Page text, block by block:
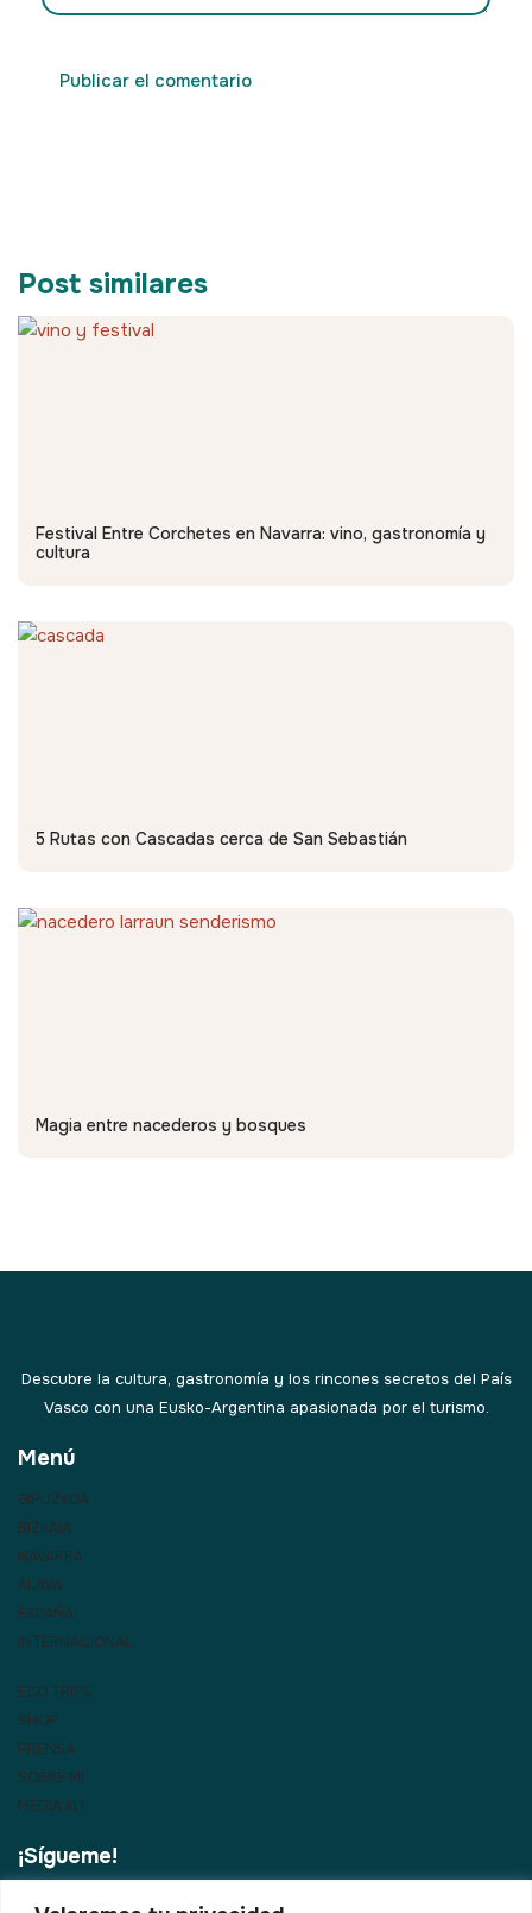
Post similares
Festival Entre Corchetes en Navarra: vino, gastronomía y
cultura
5 Rutas con Cascadas cerca de San Sebastián
Magia entre nacederos y bosques
Descubre la cultura, gastronomía y los rincones secretos del País
Vasco con una Eusko-Argentina apasionada por el turismo.
Menú
GIPUZKOA
BIZKAIA
NAVARRA
ÁLAVA
ESPAÑA
INTERNACIONAL
ECO TRIPS
SHOP
PRENSA
SOBRE MI
MEDIA KIT
¡Sígueme!